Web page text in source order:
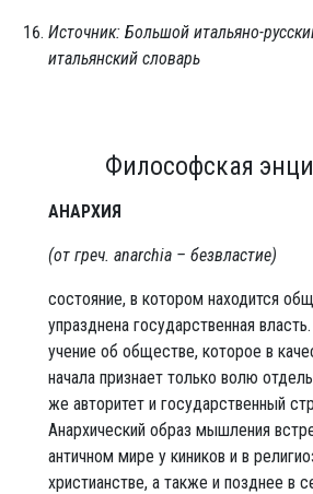
Источник: Большой итальяно-
итальянский словарь
Философская
АНАРХИЯ
(от греч. anarchia – безвластие)
состояние, в котором находится
упразднена государственная
учение об обществе, которое в
начала признает только волю
же авторитет и государственный
Анархический образ мышления
античном мире у киников и в
христианстве, а также и позднее в